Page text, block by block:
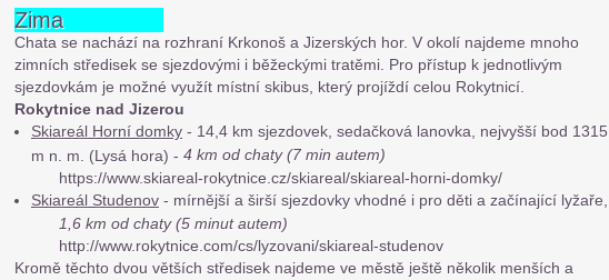
Zima
Chata se nachází na rozhraní Krkonoš a Jizerských hor. V okolí najdeme mnoho
zimních středisek se sjezdovými i běžeckými tratěmi. Pro přístup k jednotlivým
sjezdovkám je možné využít místní skibus, který projíždí celou Rokytnicí.
Rokytnice nad Jizerou
Skiareál Horní domky - 14,4 km sjezdovek, sedačková lanovka, nejvyšší bod 1315
m n. m. (Lysá hora) - 4 km od chaty (7 min autem)
https://www.skiareal-rokytnice.cz/skiareal/skiareal-horni-domky/
Skiareál Studenov - mírnější a širší sjezdovky vhodné i pro děti a začínající lyžaře,
1,6 km od chaty (5 minut autem)
http://www.rokytnice.com/cs/lyzovani/skiareal-studenov
Kromě těchto dvou větších středisek najdeme ve městě ještě několik menších a